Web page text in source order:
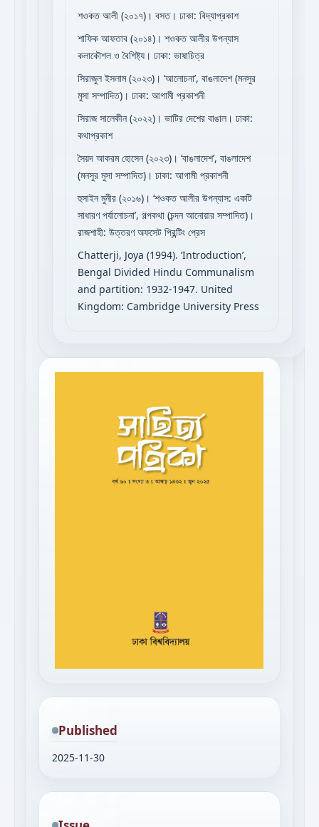
শওকত আলী (২০১৭)। বসত। ঢাকা: বিদ্যাপ্রকাশ
শাফিক আফতাব (২০১৪)। শওকত আলীর উপন্যাস
কলাকৌশল ও বৈশিষ্ট্য। ঢাকা: ভাষাচিত্র
সিরাজুল ইসলাম (২০২৩)। ‘আলোচনা’, বাঙলাদেশ (মনসুর
মুসা সম্পাদিত)। ঢাকা: আগামী প্রকাশনী
সিরাজ সালেকীন (২০২২)। ভাটির দেশের বাঙাল। ঢাকা:
কথাপ্রকাশ
সৈয়দ আকরম হোসেন (২০২৩)। ‘বাঙলাদেশ’, বাঙলাদেশ
(মনসুর মুসা সম্পাদিত)। ঢাকা: আগামী প্রকাশনী
হুসাইন মুনীর (২০১৬)। ‘শওকত আলীর উপন্যাস: একটি
সাধারণ পর্যালোচনা’, গল্পকথা (চন্দন আনোয়ার সম্পাদিত)।
রাজশাহী: উত্তরণ অফসেট প্রিন্টিং প্রেস
Chatterji, Joya (1994). ‘Introduction’,
Bengal Divided Hindu Communalism
and partition: 1932-1947. United
Kingdom: Cambridge University Press
Published
2025-11-30